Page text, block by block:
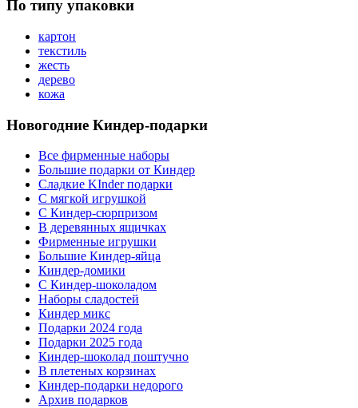
По типу упаковки
картон
текстиль
жесть
дерево
кожа
Новогодние Киндер-подарки
Все фирменные наборы
Большие подарки от Киндер
Сладкие KInder подарки
С мягкой игрушкой
С Киндер-сюрпризом
В деревянных ящичках
Фирменные игрушки
Большие Киндер-яйца
Киндер-домики
С Киндер-шоколадом
Наборы сладостей
Киндер микс
Подарки 2024 года
Подарки 2025 года
Киндер-шоколад поштучно
В плетеных корзинах
Киндер-подарки недорого
Архив подарков